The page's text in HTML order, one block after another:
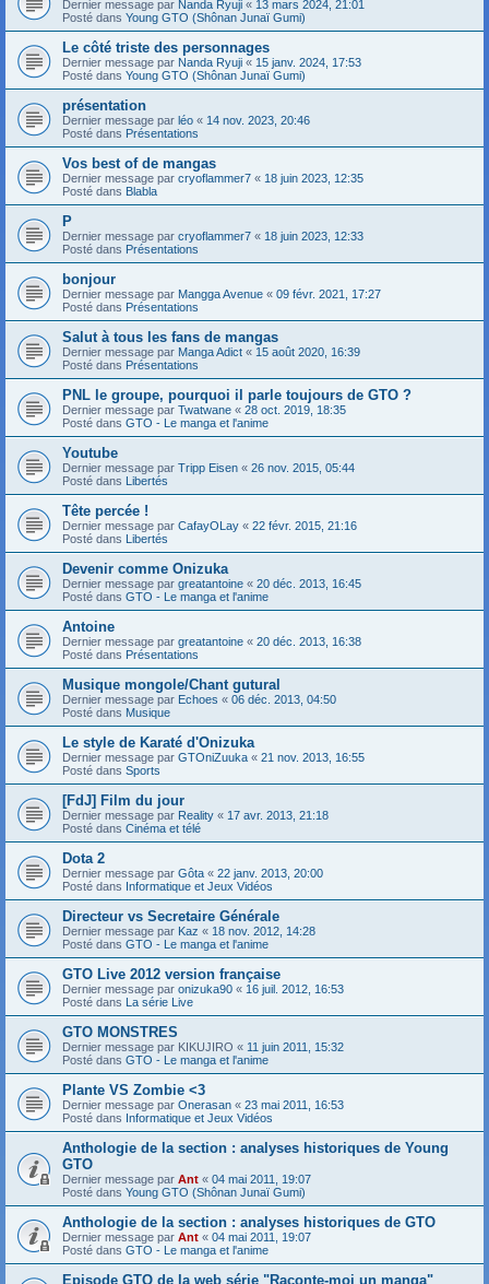
Dernier message par Nanda Ryuji « 13 mars 2024, 21:01
Posté dans Young GTO (Shônan Junaï Gumi)
Le côté triste des personnages
Dernier message par Nanda Ryuji « 15 janv. 2024, 17:53
Posté dans Young GTO (Shônan Junaï Gumi)
présentation
Dernier message par léo « 14 nov. 2023, 20:46
Posté dans Présentations
Vos best of de mangas
Dernier message par cryoflammer7 « 18 juin 2023, 12:35
Posté dans Blabla
P
Dernier message par cryoflammer7 « 18 juin 2023, 12:33
Posté dans Présentations
bonjour
Dernier message par Mangga Avenue « 09 févr. 2021, 17:27
Posté dans Présentations
Salut à tous les fans de mangas
Dernier message par Manga Adict « 15 août 2020, 16:39
Posté dans Présentations
PNL le groupe, pourquoi il parle toujours de GTO ?
Dernier message par Twatwane « 28 oct. 2019, 18:35
Posté dans GTO - Le manga et l'anime
Youtube
Dernier message par Tripp Eisen « 26 nov. 2015, 05:44
Posté dans Libertés
Tête percée !
Dernier message par CafayOLay « 22 févr. 2015, 21:16
Posté dans Libertés
Devenir comme Onizuka
Dernier message par greatantoine « 20 déc. 2013, 16:45
Posté dans GTO - Le manga et l'anime
Antoine
Dernier message par greatantoine « 20 déc. 2013, 16:38
Posté dans Présentations
Musique mongole/Chant gutural
Dernier message par Echoes « 06 déc. 2013, 04:50
Posté dans Musique
Le style de Karaté d'Onizuka
Dernier message par GTOniZuuka « 21 nov. 2013, 16:55
Posté dans Sports
[FdJ] Film du jour
Dernier message par Reality « 17 avr. 2013, 21:18
Posté dans Cinéma et télé
Dota 2
Dernier message par Gôta « 22 janv. 2013, 20:00
Posté dans Informatique et Jeux Vidéos
Directeur vs Secretaire Générale
Dernier message par Kaz « 18 nov. 2012, 14:28
Posté dans GTO - Le manga et l'anime
GTO Live 2012 version française
Dernier message par onizuka90 « 16 juil. 2012, 16:53
Posté dans La série Live
GTO MONSTRES
Dernier message par KIKUJIRO « 11 juin 2011, 15:32
Posté dans GTO - Le manga et l'anime
Plante VS Zombie <3
Dernier message par Onerasan « 23 mai 2011, 16:53
Posté dans Informatique et Jeux Vidéos
Anthologie de la section : analyses historiques de Young
GTO
Dernier message par Ant « 04 mai 2011, 19:07
Posté dans Young GTO (Shônan Junaï Gumi)
Anthologie de la section : analyses historiques de GTO
Dernier message par Ant « 04 mai 2011, 19:07
Posté dans GTO - Le manga et l'anime
Episode GTO de la web série "Raconte-moi un manga"